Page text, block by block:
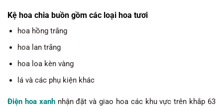
Kệ hoa chia buồn gồm các loại hoa tươi
hoa hồng trắng
hoa lan trắng
hoa loa kèn vàng
lá và các phụ kiện khác
Điện hoa xanhnhận đặt và giao hoa các khu vực trên khắp 63